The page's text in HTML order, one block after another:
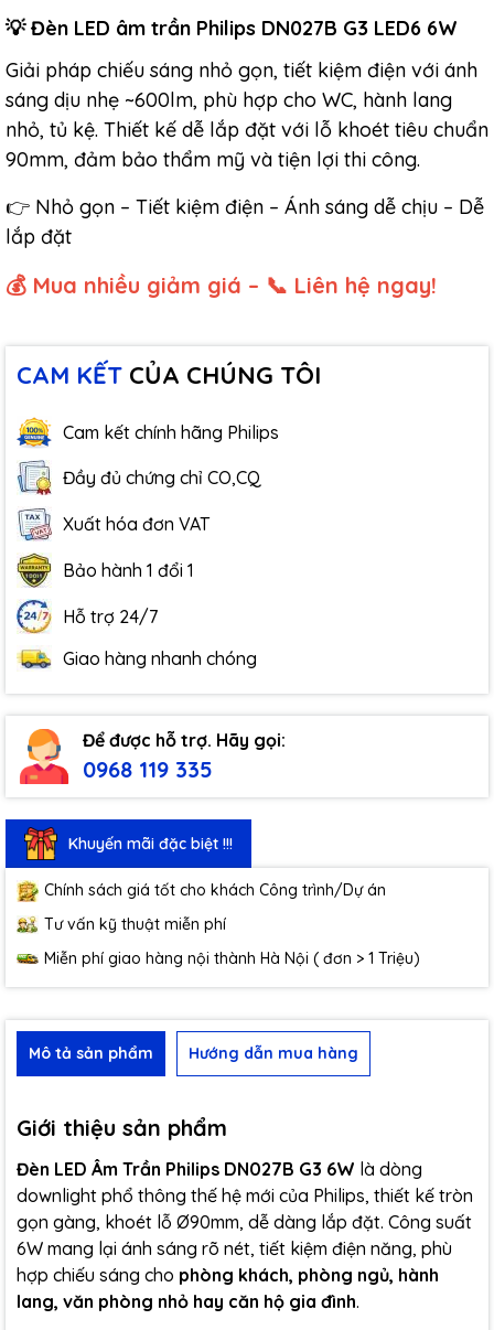
​​💡 Đèn LED âm trần Philips DN027B G3 LED6 6W
Giải pháp chiếu sáng nhỏ gọn, tiết kiệm điện với ánh
sáng dịu nhẹ ~600lm, phù hợp cho WC, hành lang
nhỏ, tủ kệ. Thiết kế dễ lắp đặt với lỗ khoét tiêu chuẩn
90mm, đảm bảo thẩm mỹ và tiện lợi thi công.
👉 Nhỏ gọn – Tiết kiệm điện – Ánh sáng dễ chịu – Dễ
lắp đặt
💰 Mua nhiều giảm giá – 📞 Liên hệ ngay!
CAM KẾT CỦA CHÚNG TÔI
Cam kết chính hãng Philips
Đầy đủ chứng chỉ CO,CQ
Xuất hóa đơn VAT
Bảo hành 1 đổi 1
Hỗ trợ 24/7
Giao hàng nhanh chóng
Để được hỗ trợ. Hãy gọi:
0968 119 335
Khuyến mãi đặc biệt !!!
Chính sách giá tốt cho khách Công trình/Dự án
Tư vấn kỹ thuật miễn phí
Miễn phí giao hàng nội thành Hà Nội ( đơn > 1 Triệu)
Mô tả sản phẩm Hướng dẫn mua hàng
Giới thiệu sản phẩm
Đèn LED Âm Trần Philips DN027B G3 6W là dòng
downlight phổ thông thế hệ mới của Philips, thiết kế tròn
gọn gàng, khoét lỗ Ø90mm, dễ dàng lắp đặt. Công suất
6W mang lại ánh sáng rõ nét, tiết kiệm điện năng, phù
hợp chiếu sáng cho phòng khách, phòng ngủ, hành
lang, văn phòng nhỏ hay căn hộ gia đình.